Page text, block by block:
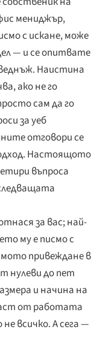
мениджър,
с искане, може
— и се опитвате
Наистина
ако не го
сам да го
за уеб
отговори се
Настоящото
въпроса
за вас; най-
му е писмо с
привеждане в
нулеви до пет
и начина на
от работата
всичко. А сега —